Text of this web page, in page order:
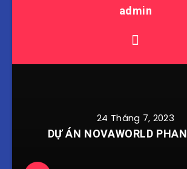
admin
24 Tháng 7, 2023
DỰ ÁN NOVAWORLD